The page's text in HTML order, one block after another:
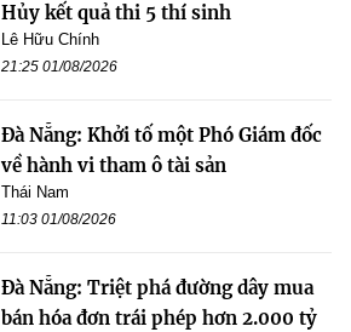
Hủy kết quả thi 5 thí sinh
Lê Hữu Chính
21:25 01/08/2026
Đà Nẵng: Khởi tố một Phó Giám đốc
về hành vi tham ô tài sản
Thái Nam
11:03 01/08/2026
Đà Nẵng: Triệt phá đường dây mua
bán hóa đơn trái phép hơn 2.000 tỷ